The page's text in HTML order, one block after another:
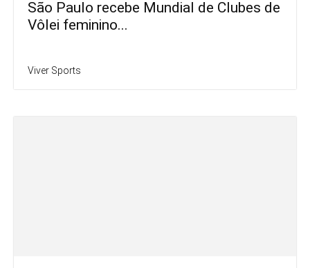
São Paulo recebe Mundial de Clubes de
Vôlei feminino...
Viver Sports